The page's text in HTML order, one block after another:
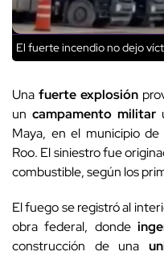
El fuerte incendio no dejo
Una fuerte explosión
un campamento militar
Maya, en el municipio
Roo. El siniestro fue
combustible, según los
El fuego se registró al
obra federal, donde
construcción de una